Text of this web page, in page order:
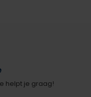
helpt je graag!